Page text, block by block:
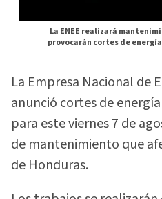
La ENEE realizará
provocarán cortes de
La Empresa Nacional de
anunció cortes de
para este viernes 7 de
de mantenimiento que
de Honduras.